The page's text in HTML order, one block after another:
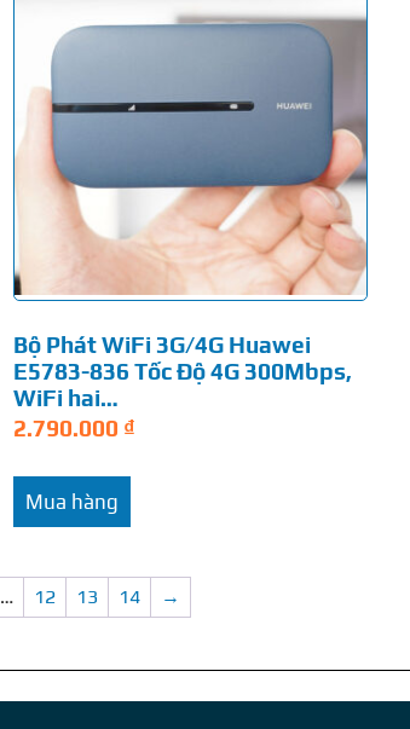
Bộ Phát WiFi 3G/4G Huawei
E5783-836 Tốc Độ 4G 300Mbps,
WiFi hai…
2.790.000 ₫
Mua hàng
… 12 13 14 →